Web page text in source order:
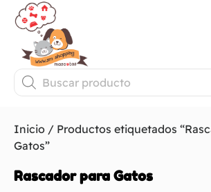
Inicio / Productos etiquetados
Gatos”
Rascador para Gatos